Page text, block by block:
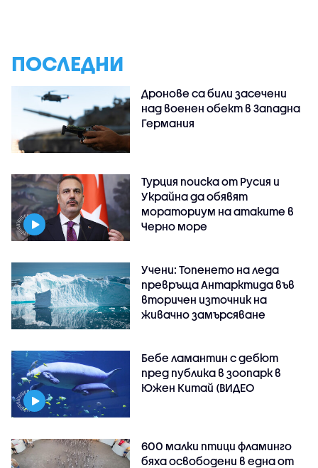
ПОСЛЕДНИ
Дронове са били засечени
над военен обект в Западна
Германия
Турция поиска от Русия и
Украйна да обявят
мораториум на атаките в
Черно море
Учени: Топенето на леда
превръща Антарктида във
вторичен източник на
живачно замърсяване
Бебе ламантин с дебют
пред публика в зоопарк в
Южен Китай (ВИДЕО
600 малки птици фламинго
бяха освободени в една от